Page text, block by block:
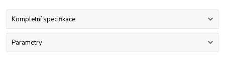
Kompletní specifikace
Parametry